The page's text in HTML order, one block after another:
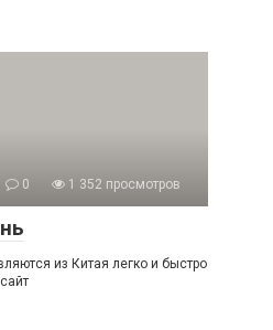
0
1 352 просмотров
из Китая легко и быстро